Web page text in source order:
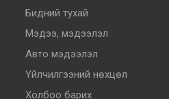
Бидний тухай
Мэдээ, мэдээлэл
Авто мэдээлэл
Үйлчилгээний нөхцөл
Холбоо барих